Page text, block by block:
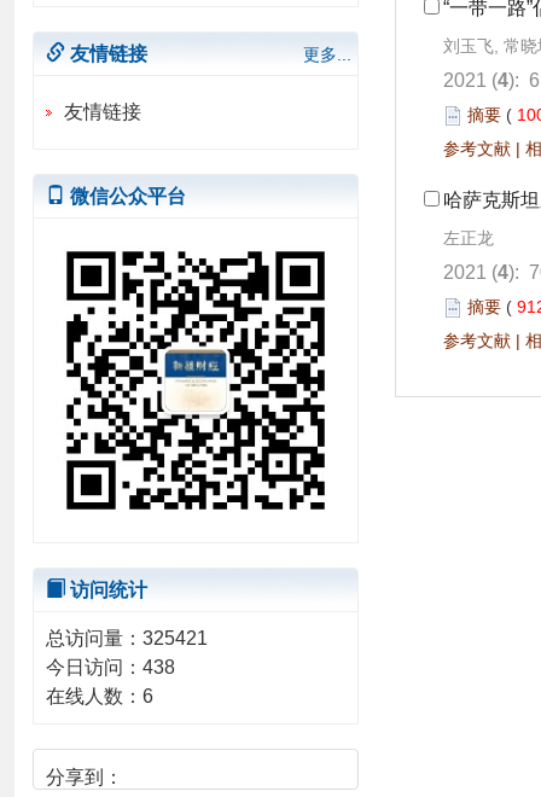
“一带一路
刘玉飞, 常晓
2021 (4):
摘要 (
参考文献 |
哈萨克斯
左正龙
2021 (4):
摘要 (
参考文献 |
友情链接 更多...
友情链接
微信公众平台
访问统计
总访问量： 325421
今日访问： 438
在线人数： 6
分享到：